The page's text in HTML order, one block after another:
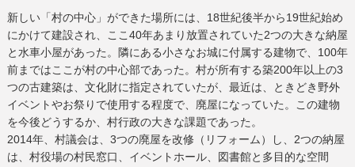
新しい「村の中心」ができた場所には、18世紀後半から19世紀始め
にかけて建設され、ここ40年あまり放置されていた2つの大きな納屋
と水車小屋があった。隣にある小さなお城に付属する建物で、100年
前まではここが村の中心部であった。村が所有する築200年以上の3
つの古建築は、文化財に指定されていたが、最近は、ときどき野外
イベントやお祭りで使用する程度で、廃屋になっていた。この建物
を今後どうするか、村行政の大きな課題であった。
2014年、村議会は、3つの廃屋を改修（リフォーム）し、2つの納屋
は、村役場の村民窓口、イベントホール、図書館と多目的な空間